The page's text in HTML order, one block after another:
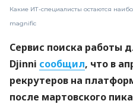
Какие ИТ-специалисты остаются
magnific
Сервис поиска работы
Djinni сообщил, что в
рекрутеров на
после мартовского